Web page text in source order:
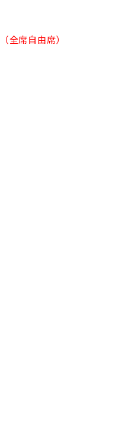
全席自由席）